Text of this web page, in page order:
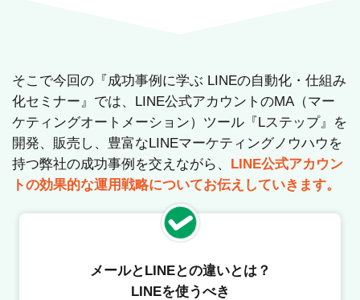
そこで今回の『成功事例に学ぶ LINEの自動化・仕組み
化セミナー』では、LINE公式アカウントのMA（マー
ケティングオートメーション）ツール『Lステップ』を
開発、販売し、豊富なLINEマーケティングノウハウを
持つ弊社の成功事例を交えながら、 LINE公式アカウン
トの効果的な運用戦略についてお伝えしていきます。
メールとLINEとの違いとは？
LINEを使うべき